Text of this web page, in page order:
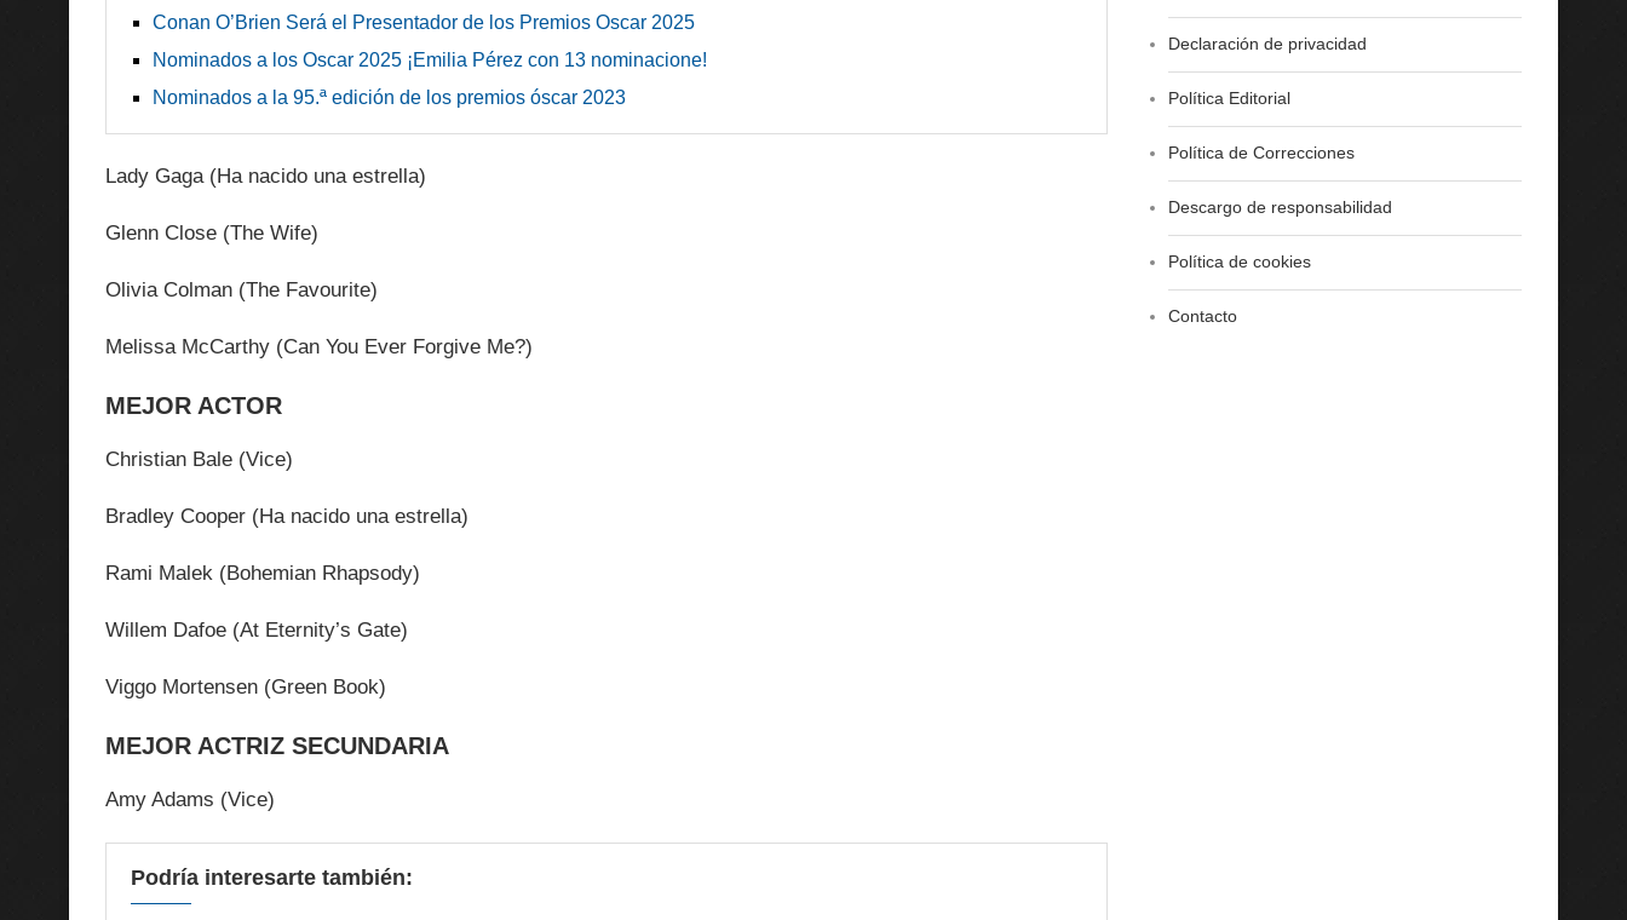
Conan O’Brien Será el Presentador de los Premios Oscar 2025
Nominados a los Oscar 2025 ¡Emilia Pérez con 13 nominacione!
Nominados a la 95.ª edición de los premios óscar 2023
Lady Gaga (Ha nacido una estrella)
Glenn Close (The Wife)
Olivia Colman (The Favourite)
Melissa McCarthy (Can You Ever Forgive Me?)
MEJOR ACTOR
Christian Bale (Vice)
Bradley Cooper (Ha nacido una estrella)
Rami Malek (Bohemian Rhapsody)
Willem Dafoe (At Eternity’s Gate)
Viggo Mortensen (Green Book)
MEJOR ACTRIZ SECUNDARIA
Amy Adams (Vice)
Podría interesarte también:
Declaración de privacidad
Política Editorial
Política de Correcciones
Descargo de responsabilidad
Política de cookies
Contacto